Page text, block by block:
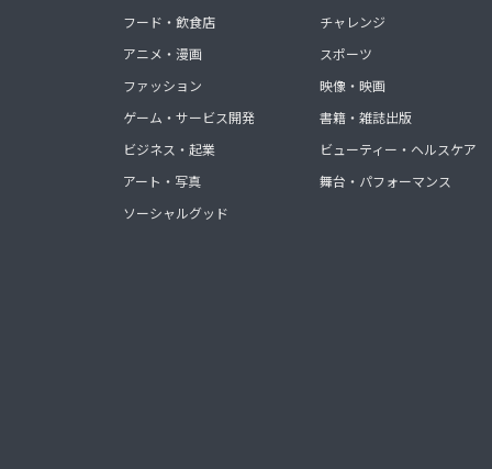
フード・飲食店
アニメ・漫画
ファッション
ゲーム・サービス開発
ビジネス・起業
アート・写真
ソーシャルグッド
チャレンジ
スポーツ
映像・映画
書籍・雑誌出版
ビューティー・ヘルスケア
舞台・パフォーマンス